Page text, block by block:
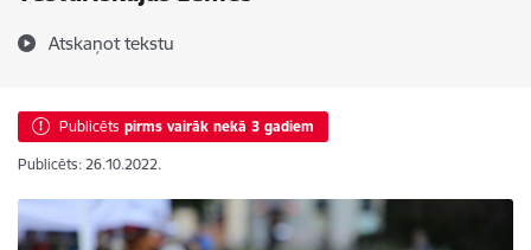
Atskaņot tekstu
Publicēts pirms vairāk nekā 3 gadiem
Publicēts: 26.10.2022.